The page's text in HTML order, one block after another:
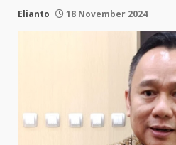
Elianto 18 November 2024